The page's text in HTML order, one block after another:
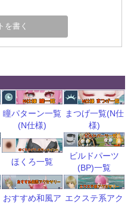
瞳パターン一覧
(N仕様)
まつげ一覧(N仕
様)
ほくろ一覧
ビルドパーツ
(BP)一覧
おすすめ和風ア エクステ系アク